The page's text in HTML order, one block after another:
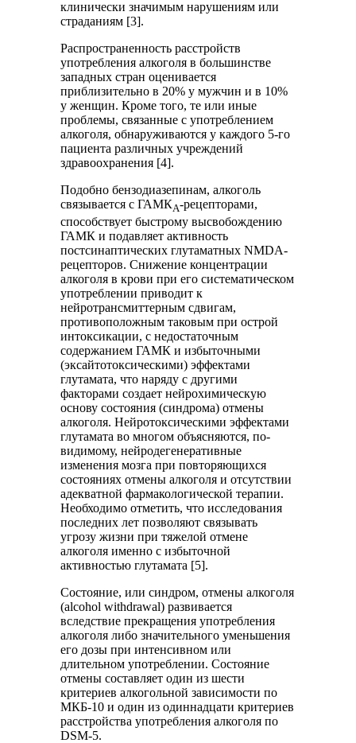
клинически значимым нарушениям или
страданиям [3].
Распространенность расстройств
употребления алкоголя в большинстве
западных стран оценивается
приблизительно в 20% у мужчин и в 10%
у женщин. Кроме того, те или иные
проблемы, связанные с употреблением
алкоголя, обнаруживаются у каждого 5-го
пациента различных учреждений
здравоохранения [4].
Подобно бензодиазепинам, алкоголь
связывается с ГАМКА-рецепторами,
способствует быстрому высвобождению
ГАМК и подавляет активность
постсинаптических глутаматных NMDA-
рецепторов. Снижение концентрации
алкоголя в крови при его систематическом
употреблении приводит к
нейротрансмиттерным сдвигам,
противоположным таковым при острой
интоксикации, с недостаточным
содержанием ГАМК и избыточными
(эксайтотоксическими) эффектами
глутамата, что наряду с другими
факторами создает нейрохимическую
основу состояния (синдрома) отмены
алкоголя. Нейротоксическими эффектами
глутамата во многом объясняются, по-
видимому, нейродегенеративные
изменения мозга при повторяющихся
состояниях отмены алкоголя и отсутствии
адекватной фармакологической терапии.
Необходимо отметить, что исследования
последних лет позволяют связывать
угрозу жизни при тяжелой отмене
алкоголя именно с избыточной
активностью глутамата [5].
Состояние, или синдром, отмены алкоголя
(alcohol withdrawal) развивается
вследствие прекращения употребления
алкоголя либо значительного уменьшения
его дозы при интенсивном или
длительном употреблении. Состояние
отмены составляет один из шести
критериев алкогольной зависимости по
МКБ-10 и один из одиннадцати критериев
расстройства употребления алкоголя по
DSM-5.